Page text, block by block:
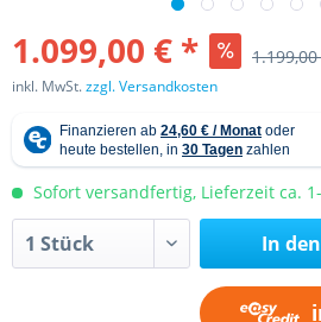
1.099,00 € *
inkl. MwSt.zzgl. Versandkosten
Sofort versandfertig, Lieferzeit ca.
In den